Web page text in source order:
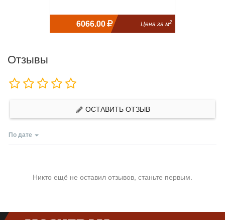
6066.00 Цена за м2
Отзывы
ОСТАВИТЬ ОТЗЫВ
По дате
Никто ещё не оставил отзывов, станьте первым.